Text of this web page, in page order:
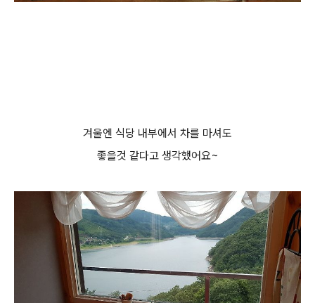
겨울엔 식당 내부에서 차를 마셔도
좋을것 같다고 생각했어요~